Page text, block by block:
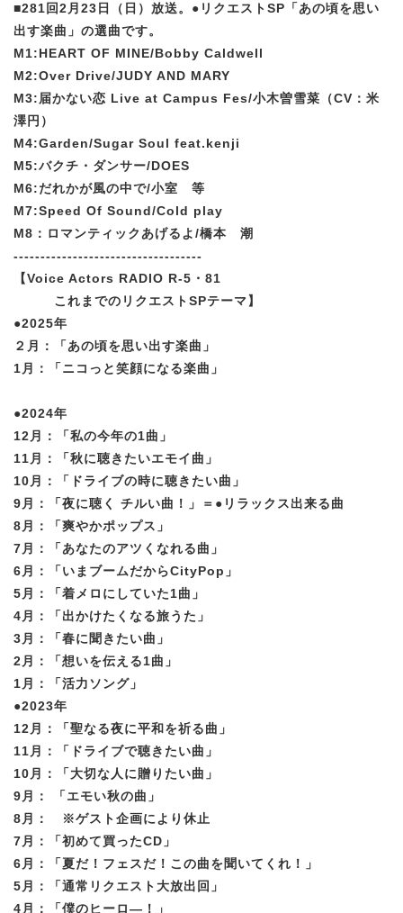
■281回2月23日（日）放送。●リクエストSP「あの頃を思い
出す楽曲」の選曲です。
M1:HEART OF MINE/Bobby Caldwell
M2:Over Drive/JUDY AND MARY
M3:届かない恋 Live at Campus Fes/小木曽雪菜（CV：米
澤円）
M4:Garden/Sugar Soul feat.kenji
M5:バクチ・ダンサー/DOES
M6:だれかが風の中で/小室 等
M7:Speed Of Sound/Cold play
M8：ロマンティックあげるよ/橋本 潮
-----------------------------------
【Voice Actors RADIO R-5・81
これまでのリクエストSPテーマ】
●2025年
２月：「あの頃を思い出す楽曲」
1月：「ニコっと笑顔になる楽曲」
●2024年
12月：「私の今年の1曲」
11月：「秋に聴きたいエモイ曲」
10月：「ドライブの時に聴きたい曲」
9月：「夜に聴く チルい曲！」＝●リラックス出来る曲
8月：「爽やかポップス」
7月：「あなたのアツくなれる曲」
6月：「いまブームだからCityPop」
5月：「着メロにしていた1曲」
4月：「出かけたくなる旅うた」
3月：「春に聞きたい曲」
2月：「想いを伝える1曲」
1月：「活力ソング」
●2023年
12月：「聖なる夜に平和を祈る曲」
11月：「ドライブで聴きたい曲」
10月：「大切な人に贈りたい曲」
9月： 「エモい秋の曲」
8月： ※ゲスト企画により休止
7月：「初めて買ったCD」
6月：「夏だ！フェスだ！この曲を聞いてくれ！」
5月：「通常リクエスト大放出回」
4月：「僕のヒーロ―！」